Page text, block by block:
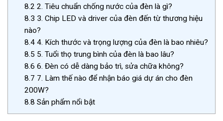
8.2 2. Tiêu chuẩn chống nước của đèn là gì?
8.3 3. Chip LED và driver của đèn đến từ thương hiệu
nào?
8.4 4. Kích thước và trọng lượng của đèn là bao nhiêu?
8.5 5. Tuổi thọ trung bình của đèn là bao lâu?
8.6 6. Đèn có dễ dàng bảo trì, sửa chữa không?
8.7 7. Làm thế nào để nhận báo giá dự án cho đèn
200W?
8.8 Sản phẩm nổi bật